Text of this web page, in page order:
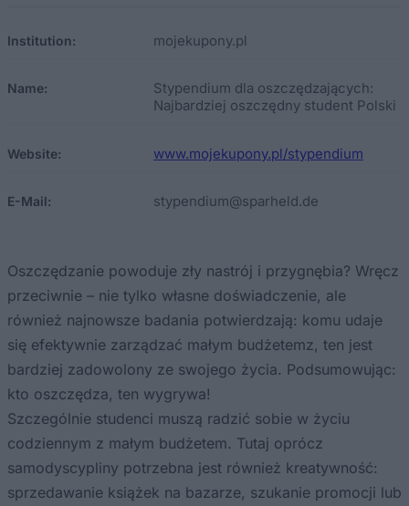
Institution: mojekupony.pl
Name:
Stypendium dla oszczędzających:
Najbardziej oszczędny student Polski
Website: www.mojekupony.pl/stypendium
E-Mail: stypendium@sparheld.de
Oszczędzanie powoduje zły nastrój i przygnębia? Wręcz
przeciwnie – nie tylko własne doświadczenie, ale
również najnowsze badania potwierdzają: komu udaje
się efektywnie zarządzać małym budżetemz, ten jest
bardziej zadowolony ze swojego życia. Podsumowując:
kto oszczędza, ten wygrywa!
Szczególnie studenci muszą radzić sobie w życiu
codziennym z małym budżetem. Tutaj oprócz
samodyscypliny potrzebna jest również kreatywność:
sprzedawanie książek na bazarze, szukanie promocji lub